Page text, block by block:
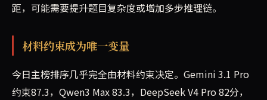
距，可能需要提升题目复杂度或增加多步推理链。
材料约束成为唯一变量
今日主榜排序几乎完全由材料约束决定。Gemini 3.1 Pro
约束87.3，Qwen3 Max 83.3，DeepSeek V4 Pro 82分，